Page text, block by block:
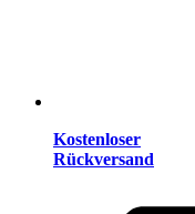
Kostenloser
Rückversand